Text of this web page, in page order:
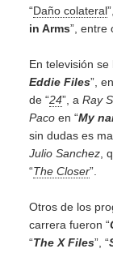
“Daño colateral
in Arms”, entre
En televisión
Eddie Files”,
de “24”, a Ray
Paco en “My
sin dudas es
Julio Sanchez ,
“The Closer”.
Otros de los
carrera fueron “
“The X Files”, “